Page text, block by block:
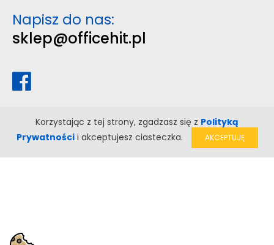
Napisz do nas:
sklep@officehit.pl
Korzystając z tej strony, zgadzasz się z Polityką
Prywatnościi akceptujesz ciasteczka. AKCEPTUJĘ